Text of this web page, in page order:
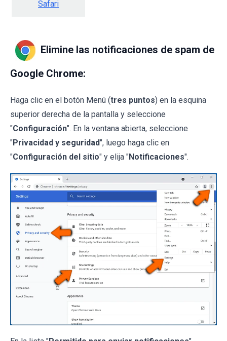
Safari
Elimine las notificaciones de spam de
Google Chrome:
Haga clic en el botón Menú (tres puntos) en la esquina
superior derecha de la pantalla y seleccione
"Configuración". En la ventana abierta, seleccione
"Privacidad y seguridad", luego haga clic en
"Configuración del sitio" y elija "Notificaciones".